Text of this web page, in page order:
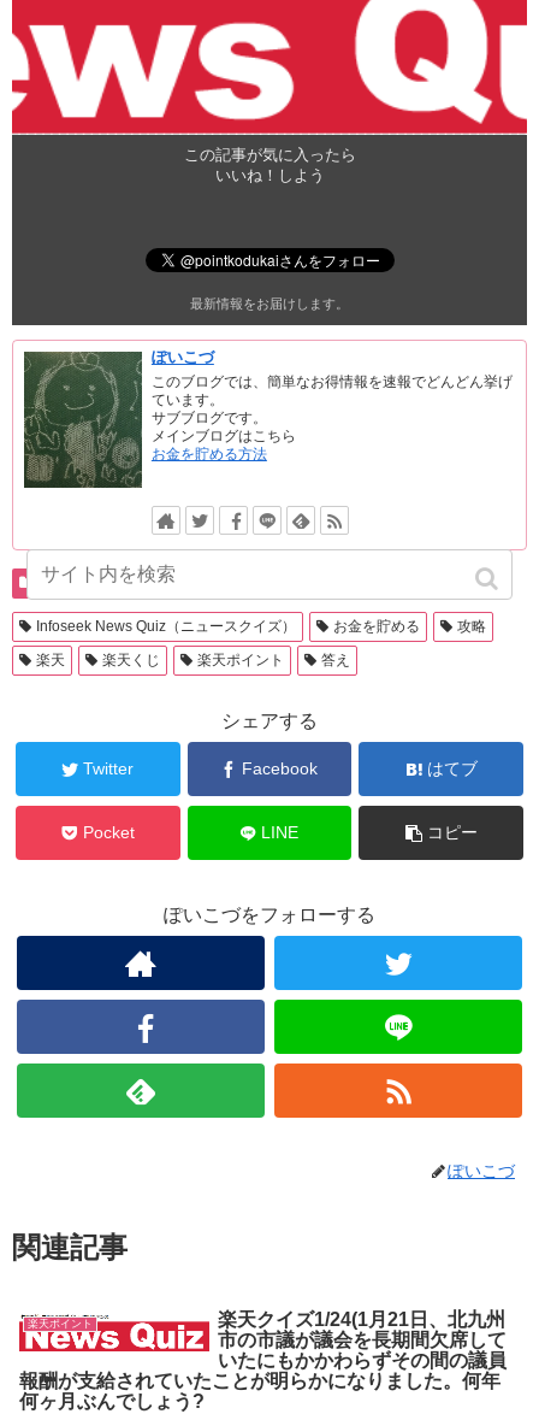
この記事が気に入ったら
いいね！しよう
最新情報をお届けします。
ぽいこづ
このブログでは、簡単なお得情報を速報でどんどん挙げ
ています。
サブブログです。
メインブログはこちら
お金を貯める方法
楽天ポイント
Infoseek News Quiz（ニュースクイズ） お金を貯める
攻略
楽天
楽天くじ 楽天ポイント 答え
シェアする
Twitter Facebook はてブ
Pocket LINE コピー
ぽいこづをフォローする
ぽいこづ
関連記事
楽天ポイント
楽天クイズ1/24(1月21日、北九州
市の市議が議会を長期間欠席して
いたにもかかわらずその間の議員
報酬が支給されていたことが明らかになりました。何年
何ヶ月ぶんでしょう?